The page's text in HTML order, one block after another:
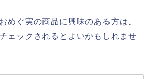
めぐ実の商品に興味のある方は、
ェックされるとよいかもしれませ